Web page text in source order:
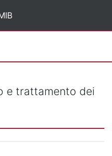
e trattamento dei